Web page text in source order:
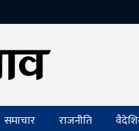
समाचार राजनीति